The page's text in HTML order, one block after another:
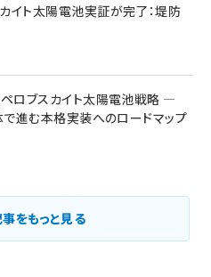
イト太陽電池実証が完了：堤防
ロブスカイト太陽電池戦略 ―
進む本格実装へのロードマップ
をもっと見る